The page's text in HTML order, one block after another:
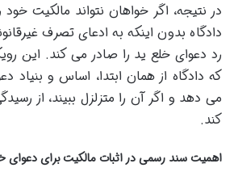
در نتیجه، اگر خواهان نتواند مالکیت
دادگاه بدون اینکه به ادعای تصرف
رد دعوای خلع ید را صادر می کند. این
که دادگاه از همان ابتدا، اساس و بنیاد
می دهد و اگر آن را متزلزل ببیند، از
کند.
اهمیت سند رسمی در اثبات مالکیت برای دعوای